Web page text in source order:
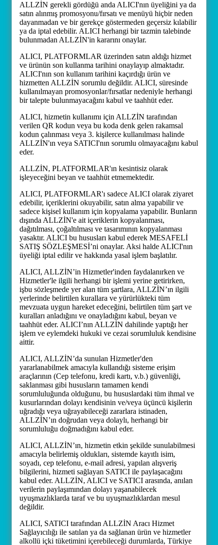
ALLZİN gerekli gördüğü anda ALICI'nın üyeliğini ya da
satın alınmış promosyonu/fırsatı ve menüyü hiçbir neden
dayanmadan ve bir gerekçe göstermeden geçersiz kılabilir
ya da iptal edebilir. ALICI herhangi bir tazmin talebinde
bulunmadan ALLZİN'in kararını onaylar.
ALICI, PLATFORMLAR üzerinden satın aldığı hizmet
ve ürünün son kullanma tarihini onaylayıp almaktadır.
ALICI'nın son kullanım tarihini kaçırdığı ürün ve
hizmetten ALLZİN sorumlu değildir. ALICI, süresinde
kullanılmayan promosyonlar/fırsatlar nedeniyle herhangi
bir talepte bulunmayacağını kabul ve taahhüt eder.
ALICI, hizmetin kullanımı için ALLZİN tarafından
verilen QR kodun veya bu koda denk gelen rakamsal
kodun çalınması veya 3. kişilerce kullanılması halinde
ALLZİN'ın veya SATICI'nın sorumlu olmayacağını kabul
eder.
ALLZİN, PLATFORMLAR'ın kesintisiz olarak
işleyeceğini beyan ve taahhüt etmemektedir.
ALICI, PLATFORMLAR'ı sadece ALICI olarak ziyaret
edebilir, içeriklerini okuyabilir, satın alma yapabilir ve
sadece kişisel kullanım için kopyalama yapabilir. Bunların
dışında ALLZİN'e ait içeriklerin kopyalanması,
dağıtılması, çoğaltılması ve tasarımının kopyalanması
yasaktır. ALICI bu hususları kabul ederek MESAFELİ
SATIŞ SÖZLEŞMESİ’ni onaylar. Aksi halde ALICI'nın
üyeliği iptal edilir ve hakkında yasal işlem başlatılır.
ALICI, ALLZİN’in Hizmetler'inden faydalanırken ve
Hizmetler'le ilgili herhangi bir işlemi yerine getirirken,
işbu sözleşmede yer alan tüm şartlara, ALLZİN’ın ilgili
yerlerinde belirtilen kurallara ve yürürlükteki tüm
mevzuata uygun hareket edeceğini, belirtilen tüm şart ve
kuralları anladığını ve onayladığını kabul, beyan ve
taahhüt eder. ALICI’nın ALLZİN dahilinde yaptığı her
işlem ve eylemdeki hukuki ve cezai sorumluluk kendisine
aittir.
ALICI, ALLZİN’da sunulan Hizmetler'den
yararlanabilmek amacıyla kullandığı sisteme erişim
araçlarının (Cep telefonu, kredi kartı, v.b.) güvenliği,
saklanması gibi hususların tamamen kendi
sorumluluğunda olduğunu, bu hususlardaki tüm ihmal ve
kusurlarından dolayı kendisinin ve/veya üçüncü kişilerin
uğradığı veya uğrayabileceği zararlara istinaden,
ALLZİN’ın doğrudan veya dolaylı, herhangi bir
sorumluluğu doğmadığını kabul eder.
ALICI, ALLZİN’ın, hizmetin etkin şekilde sunulabilmesi
amacıyla belirlemiş oldukları, sistemde kayıtlı isim,
soyadı, cep telefonu, e-mail adresi, yapılan alışveriş
bilgilerini, hizmeti sağlayan SATICI ile paylaşacağını
kabul eder. ALLZİN, ALICI ve SATICI arasında, anılan
verilerin paylaşımından dolayı yaşanabilecek
uyuşmazlıklarda taraf ve bu uyuşmazlıklardan mesul
değildir.
ALICI, SATICI tarafından ALLZİN Aracı Hizmet
Sağlayıcılığı ile satılan ya da sağlanan ürün ve hizmetler
alkollü içki tüketimini içerebileceği durumlarda, Türkiye